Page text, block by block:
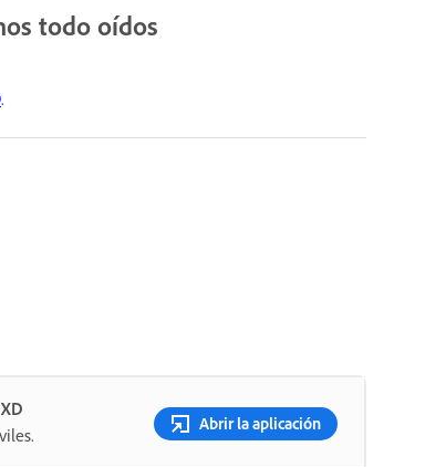
todo oídos
.
Abrir la aplicación